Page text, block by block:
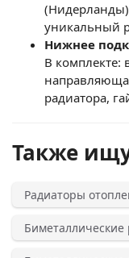
(Нидерланды)
уникальный
Нижнее
В комплекте:
радиатора,
Также
Радиаторы